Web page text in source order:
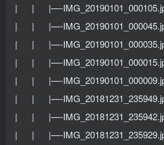
| | |—-
| | |—-
| | |—-
| | |—-
| | |—-
| | |—-
| | |—-
| | |—-